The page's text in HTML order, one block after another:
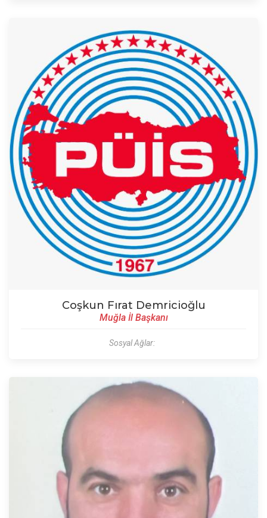
Coşkun Fırat Demricioğlu
Muğla İl Başkanı
Sosyal Ağlar: